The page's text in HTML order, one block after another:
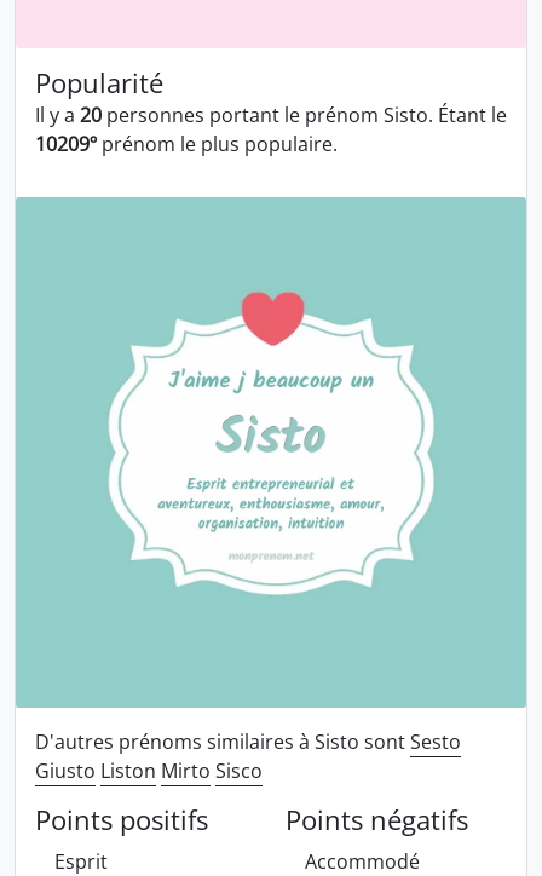
Popularité
Il y a 20 personnes portant le prénom Sisto. Étant le
10209º prénom le plus populaire.
D'autres prénoms similaires à Sisto sontSesto
Giusto Liston Mirto Sisco
Points positifs
Esprit
Points négatifs
Accommodé